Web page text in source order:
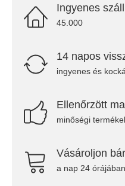
Ingyenes
45.000
14 napos
ingyenes és
Ellenőrzött
minőségi
Vásároljon
a nap 24